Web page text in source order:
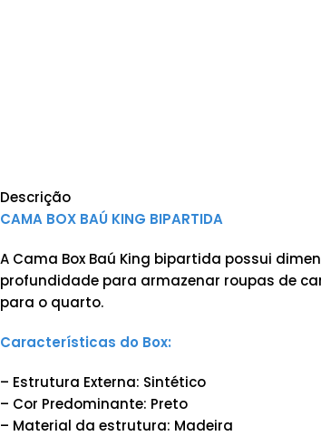
Descrição
CAMA BOX BAÚ KING BIPARTIDA
A Cama Box Baú King bipartida possui
profundidade para armazenar roupas de
para o quarto.
Características do Box:
– Estrutura Externa: Sintético
– Cor Predominante: Preto
– Material da estrutura: Madeira